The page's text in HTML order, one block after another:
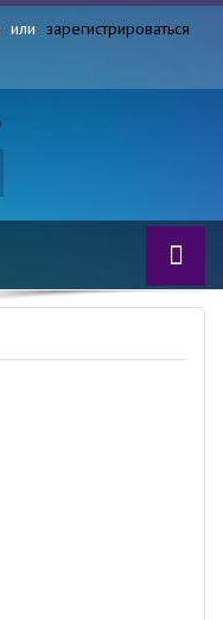
или зарегистрироваться